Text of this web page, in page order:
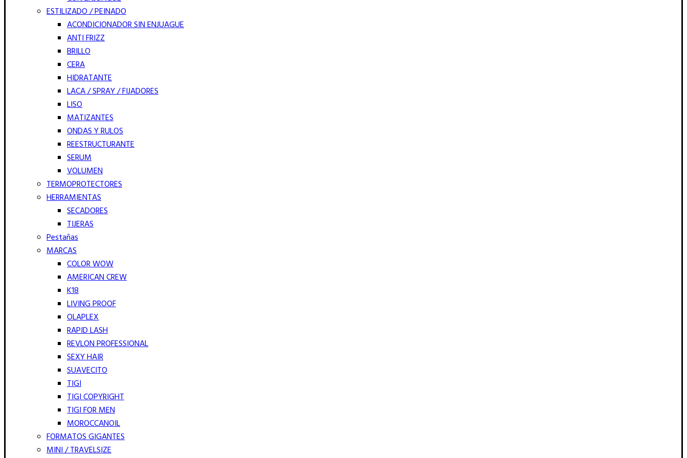
ESTILIZADO / PEINADO
ACONDICIONADOR SIN ENJUAGUE
ANTI FRIZZ
BRILLO
CERA
HIDRATANTE
LACA / SPRAY / FIJADORES
LISO
MATIZANTES
ONDAS Y RULOS
REESTRUCTURANTE
SERUM
VOLUMEN
TERMOPROTECTORES
HERRAMIENTAS
SECADORES
TIJERAS
Pestañas
MARCAS
COLOR WOW
AMERICAN CREW
K18
LIVING PROOF
OLAPLEX
RAPID LASH
REVLON PROFESSIONAL
SEXY HAIR
SUAVECITO
TIGI
TIGI COPYRIGHT
TIGI FOR MEN
MOROCCANOIL
FORMATOS GIGANTES
MINI / TRAVELSIZE